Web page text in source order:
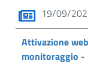
19/09/
Attivazione
monitoraggio -